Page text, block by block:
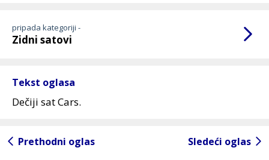
pripada kategoriji -
Zidni satovi
Tekst oglasa
Dečiji sat Cars.
Prethodni oglas Sledeći oglas